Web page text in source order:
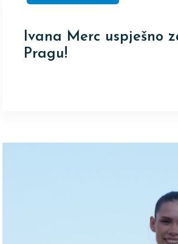
Ivana Merc uspješno
Pragu!